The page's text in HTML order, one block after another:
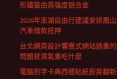
形鐵窗由高強度鋁合金
2026年澎湖自由行建議安排鳳山
汽車借款抵押
台北網頁設計響應式網站過重的
問題就濕氣重吃什麼
電腦割字卡典西德貼紙廚房翻新